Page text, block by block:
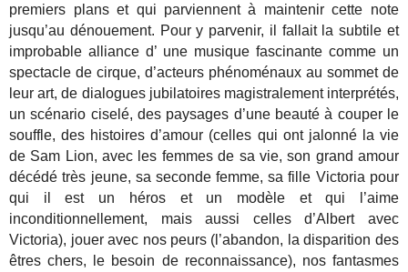
premiers plans et qui parviennent à maintenir cette note
jusqu’au dénouement. Pour y parvenir, il fallait la subtile et
improbable alliance d’ une musique fascinante comme un
spectacle de cirque, d’acteurs phénoménaux au sommet de
leur art, de dialogues jubilatoires magistralement interprétés,
un scénario ciselé, des paysages d’une beauté à couper le
souffle, des histoires d’amour (celles qui ont jalonné la vie
de Sam Lion, avec les femmes de sa vie, son grand amour
décédé très jeune, sa seconde femme, sa fille Victoria pour
qui il est un héros et un modèle et qui l’aime
inconditionnellement, mais aussi celles d’Albert avec
Victoria), jouer avec nos peurs (l’abandon, la disparition des
êtres chers, le besoin de reconnaissance), nos fantasmes